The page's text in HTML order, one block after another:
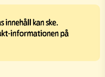
innehåll kan ske.
informationen på